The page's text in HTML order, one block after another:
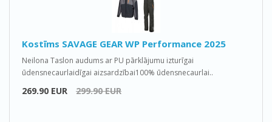
Kostīms SAVAGE GEAR WP Performance 2025
Neilona Taslon audums ar PU pārklājumu izturīgai
ūdensnecaurlaidīgai aizsardzībai100% ūdensnecaurlai..
269.90 EUR 299.90 EUR